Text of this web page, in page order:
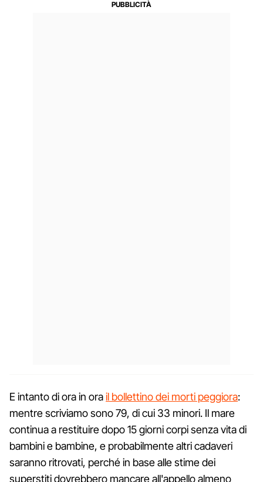
E intanto di ora in orail bollettino dei morti peggiora:
mentre scriviamo sono 79, di cui 33 minori. Il mare
continua a restituire dopo 15 giorni corpi senza vita di
bambini e bambine, e probabilmente altri cadaveri
saranno ritrovati, perché in base alle stime dei
superstiti dovrebbero mancare all'appello almeno